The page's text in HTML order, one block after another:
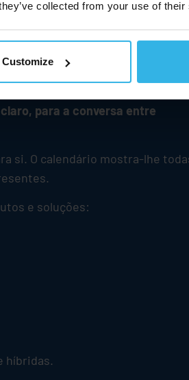
collected from your use of
Customize
para a informação, a interação e
para a conversa entre
si. O calendário mostra-lhe
e soluções:
híbridas.